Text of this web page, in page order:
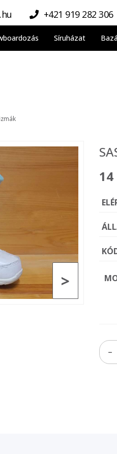
+421 919 282 306
Síruházat
>
14